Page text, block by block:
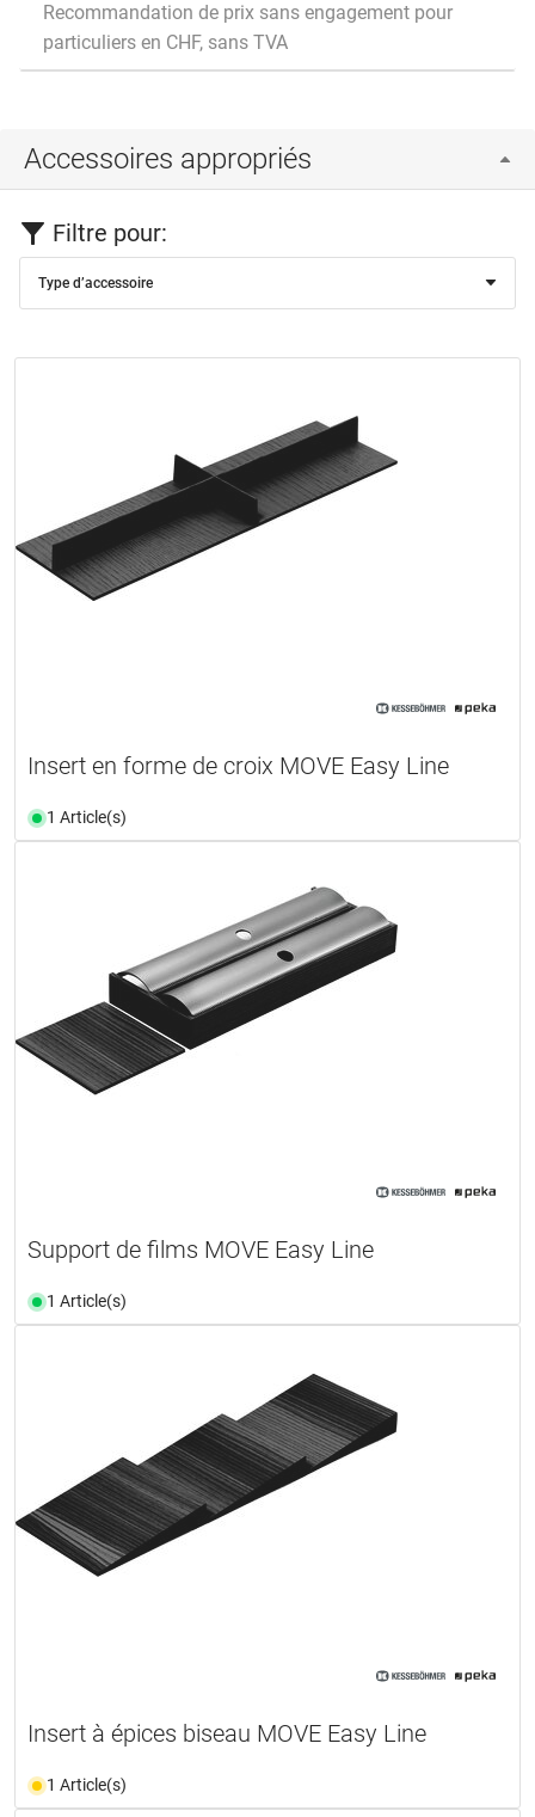
Recommandation de prix sans engagement pour
particuliers en CHF, sans TVA
Accessoires appropriés
Filtre pour:
Type d’accessoire
Insert en forme de croix MOVE Easy Line
1 Article(s)
Support de films MOVE Easy Line
1 Article(s)
Insert à épices biseau MOVE Easy Line
1 Article(s)